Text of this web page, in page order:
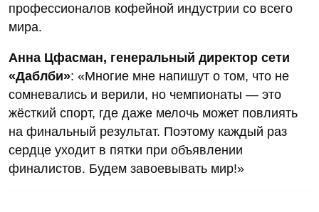
профессионалов кофейной индустрии со всего
мира.
Анна Цфасман, генеральный директор сети
«Даблби»: «Многие мне напишут о том, что не
сомневались и верили, но чемпионаты — это
жёсткий спорт, где даже мелочь может повлиять
на финальный результат. Поэтому каждый раз
сердце уходит в пятки при объявлении
финалистов. Будем завоевывать мир!»